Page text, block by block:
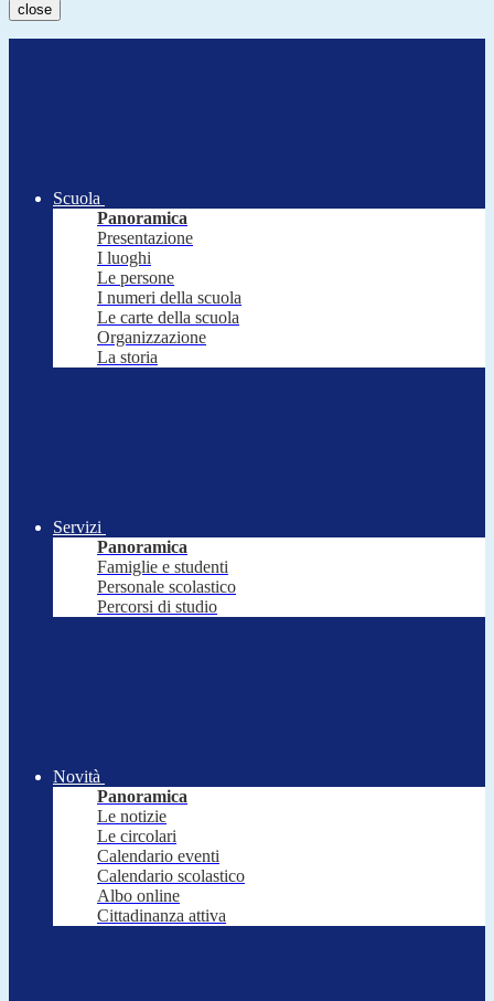
close
Scuola
Panoramica
Presentazione
I luoghi
Le persone
I numeri della scuola
Le carte della scuola
Organizzazione
La storia
Servizi
Panoramica
Famiglie e studenti
Personale scolastico
Percorsi di studio
Novità
Panoramica
Le notizie
Le circolari
Calendario eventi
Calendario scolastico
Albo online
Cittadinanza attiva